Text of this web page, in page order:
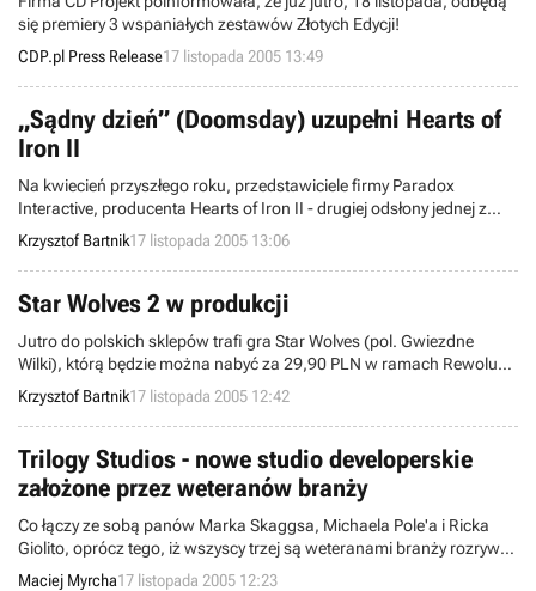
się premiery 3 wspaniałych zestawów Złotych Edycji!
CDP.pl Press Release17 listopada 2005 13:49
„Sądny dzień” (Doomsday) uzupełni Hearts of
Iron II
Na kwiecień przyszłego roku, przedstawiciele firmy Paradox
Interactive, producenta Hearts of Iron II - drugiej odsłony jednej z
najlepszych strategii w historii, poruszających temat burzliwych
dziejów II Wojny Światowej - zapowiedzieli koniec prac nad
rozszerzeniem wspomnianej gry, które będzie nosiło podtytuł
Doomsday.
Krzysztof Bartnik17 listopada 2005 13:06
Star Wolves 2 w produkcji
Jutro do polskich sklepów trafi gra Star Wolves (pol. Gwiezdne
Wilki), którą będzie można nabyć za 29,90 PLN w ramach Rewolucji
Cenowej firmy Cenega Poland. Tymczasem, niemiecka firma
Frogster Interactive zapowiedziała, iż zajmie się wydaniem
pełnoprawnego sequela opisywanego tytułu.
Krzysztof Bartnik17 listopada 2005 12:42
Trilogy Studios - nowe studio developerskie
założone przez weteranów branży
Co łączy ze sobą panów Marka Skaggsa, Michaela Pole'a i Ricka
Giolito, oprócz tego, iż wszyscy trzej są weteranami branży rozrywki
elektronicznej (byli pracownicy Electronic Arts i Vivendi Universal) i
Maciej Myrcha17 listopada 2005 12:23